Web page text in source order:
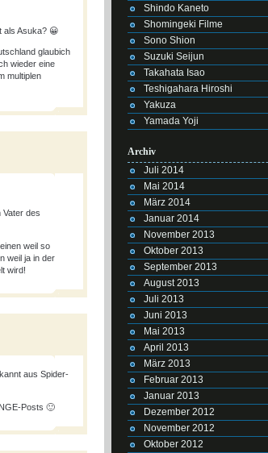
als Asuka? 😀
glaubich
wieder eine
multiplen
des
weil so
weil ja in der
wird!
aus Spider-
Posts 🙂
Shindo Kaneto
Shomingeki Filme
Sono Shion
Suzuki Seijun
Takahata Isao
Teshigahara Hiroshi
Yakuza
Yamada Yoji
Archiv
Juli 2014
Mai 2014
März 2014
Januar 2014
November 2013
Oktober 2013
September 2013
August 2013
Juli 2013
Juni 2013
Mai 2013
April 2013
März 2013
Februar 2013
Januar 2013
Dezember 2012
November 2012
Oktober 2012